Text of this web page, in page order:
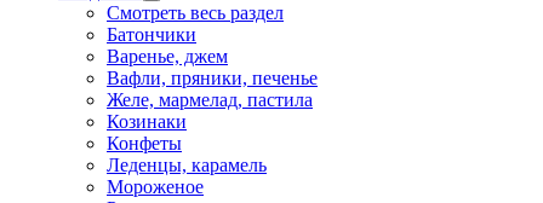
Смотреть весь раздел
Батончики
Варенье, джем
Вафли, пряники, печенье
Желе, мармелад, пастила
Козинаки
Конфеты
Леденцы, карамель
Мороженое